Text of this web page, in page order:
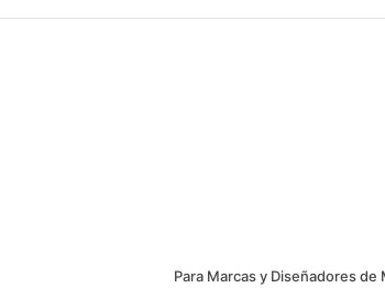
Para Marcas y Diseñadores de